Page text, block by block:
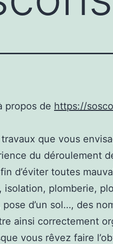
propos de https://
que vous
du déroulement
d’éviter toutes
isolation, plomberie,
d’un sol…, des
ainsi correctement
vous rêvez faire